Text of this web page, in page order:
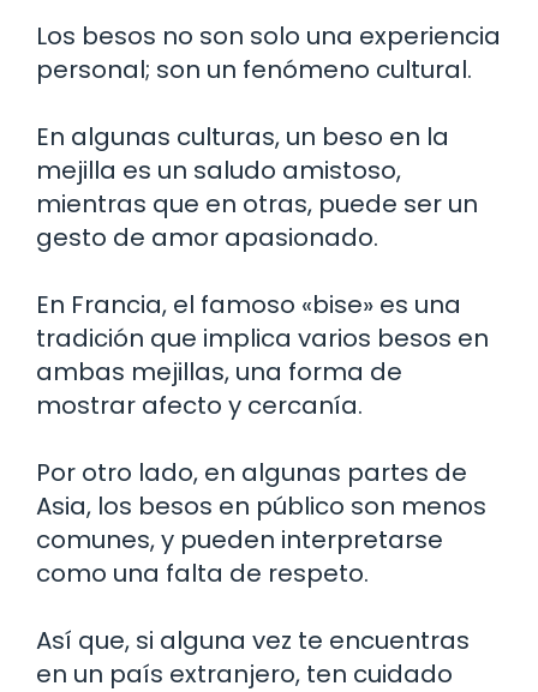
Los besos no son solo una experiencia
personal; son un fenómeno cultural.
En algunas culturas, un beso en la
mejilla es un saludo amistoso,
mientras que en otras, puede ser un
gesto de amor apasionado.
En Francia, el famoso «bise» es una
tradición que implica varios besos en
ambas mejillas, una forma de
mostrar afecto y cercanía.
Por otro lado, en algunas partes de
Asia, los besos en público son menos
comunes, y pueden interpretarse
como una falta de respeto.
Así que, si alguna vez te encuentras
en un país extranjero, ten cuidado